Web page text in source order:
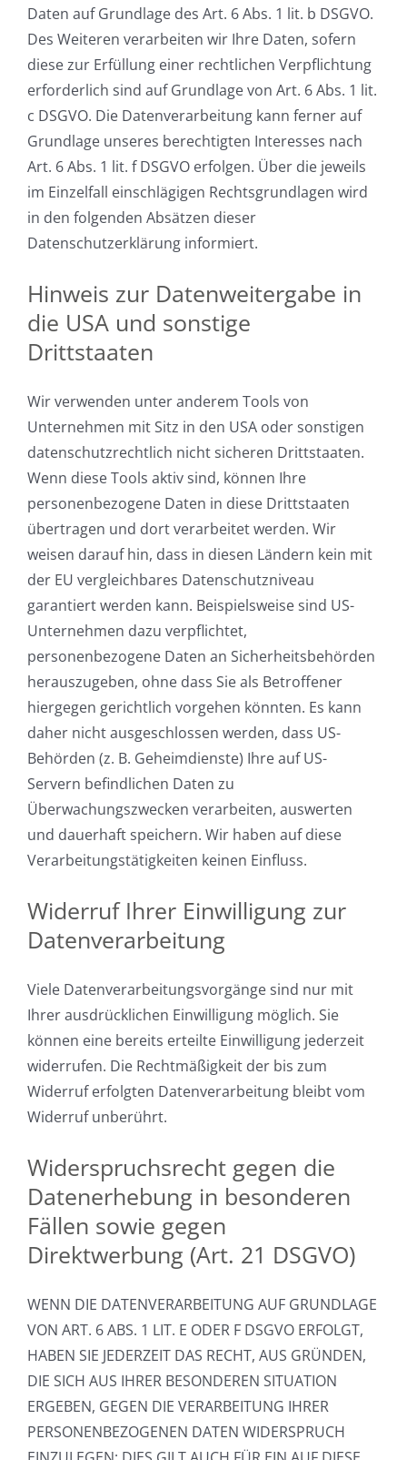
Daten auf Grundlage des Art. 6 Abs. 1 lit. b DSGVO.
Des Weiteren verarbeiten wir Ihre Daten, sofern
diese zur Erfüllung einer rechtlichen Verpflichtung
erforderlich sind auf Grundlage von Art. 6 Abs. 1 lit.
c DSGVO. Die Datenverarbeitung kann ferner auf
Grundlage unseres berechtigten Interesses nach
Art. 6 Abs. 1 lit. f DSGVO erfolgen. Über die jeweils
im Einzelfall einschlägigen Rechtsgrundlagen wird
in den folgenden Absätzen dieser
Datenschutzerklärung informiert.
Hinweis zur Datenweitergabe in
die USA und sonstige
Drittstaaten
Wir verwenden unter anderem Tools von
Unternehmen mit Sitz in den USA oder sonstigen
datenschutzrechtlich nicht sicheren Drittstaaten.
Wenn diese Tools aktiv sind, können Ihre
personenbezogene Daten in diese Drittstaaten
übertragen und dort verarbeitet werden. Wir
weisen darauf hin, dass in diesen Ländern kein mit
der EU vergleichbares Datenschutzniveau
garantiert werden kann. Beispielsweise sind US-
Unternehmen dazu verpflichtet,
personenbezogene Daten an Sicherheitsbehörden
herauszugeben, ohne dass Sie als Betroffener
hiergegen gerichtlich vorgehen könnten. Es kann
daher nicht ausgeschlossen werden, dass US-
Behörden (z. B. Geheimdienste) Ihre auf US-
Servern befindlichen Daten zu
Überwachungszwecken verarbeiten, auswerten
und dauerhaft speichern. Wir haben auf diese
Verarbeitungstätigkeiten keinen Einfluss.
Widerruf Ihrer Einwilligung zur
Datenverarbeitung
Viele Datenverarbeitungsvorgänge sind nur mit
Ihrer ausdrücklichen Einwilligung möglich. Sie
können eine bereits erteilte Einwilligung jederzeit
widerrufen. Die Rechtmäßigkeit der bis zum
Widerruf erfolgten Datenverarbeitung bleibt vom
Widerruf unberührt.
Widerspruchsrecht gegen die
Datenerhebung in besonderen
Fällen sowie gegen
Direktwerbung (Art. 21 DSGVO)
WENN DIE DATENVERARBEITUNG AUF GRUNDLAGE
VON ART. 6 ABS. 1 LIT. E ODER F DSGVO ERFOLGT,
HABEN SIE JEDERZEIT DAS RECHT, AUS GRÜNDEN,
DIE SICH AUS IHRER BESONDEREN SITUATION
ERGEBEN, GEGEN DIE VERARBEITUNG IHRER
PERSONENBEZOGENEN DATEN WIDERSPRUCH